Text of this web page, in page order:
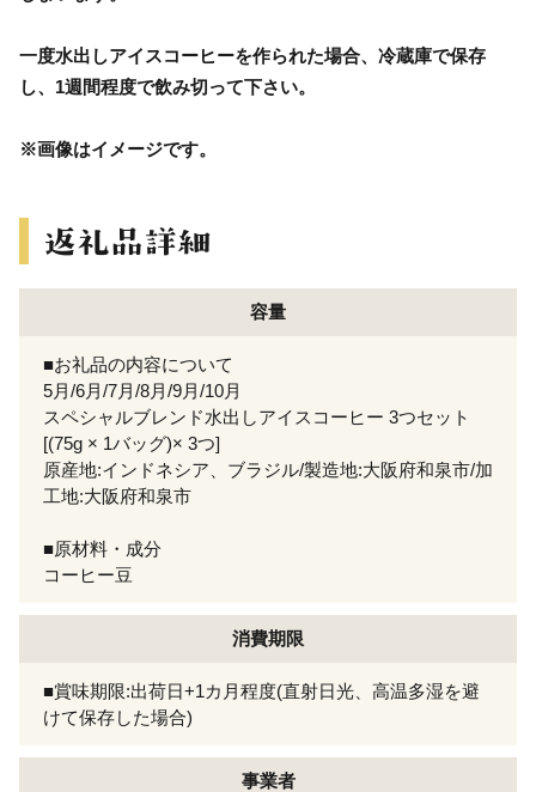
一度水出しアイスコーヒーを作られた場合、冷蔵庫で保存
し、1週間程度で飲み切って下さい。
※画像はイメージです。
容量
■お礼品の内容について
5月/6月/7月/8月/9月/10月
スペシャルブレンド水出しアイスコーヒー 3つセット
[(75g × 1バッグ)× 3つ]
原産地:インドネシア、ブラジル/製造地:大阪府和泉市/加
工地:大阪府和泉市
■原材料・成分
コーヒー豆
消費期限
■賞味期限:出荷日+1カ月程度(直射日光、高温多湿を避
けて保存した場合)
事業者